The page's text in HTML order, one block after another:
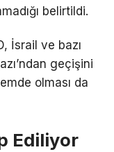
belirtildi.
, İsrail ve bazı
geçişini
olması da
Ediliyor